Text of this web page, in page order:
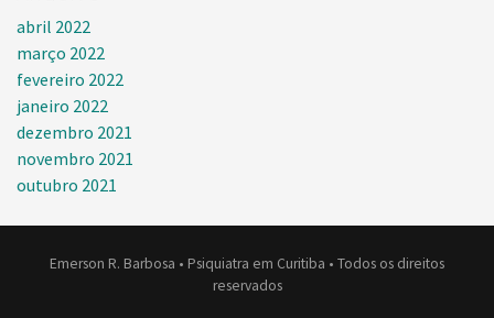
abril 2022
março 2022
fevereiro 2022
janeiro 2022
dezembro 2021
novembro 2021
outubro 2021
Emerson R. Barbosa • Psiquiatra em Curitiba • Todos os direitos
reservados